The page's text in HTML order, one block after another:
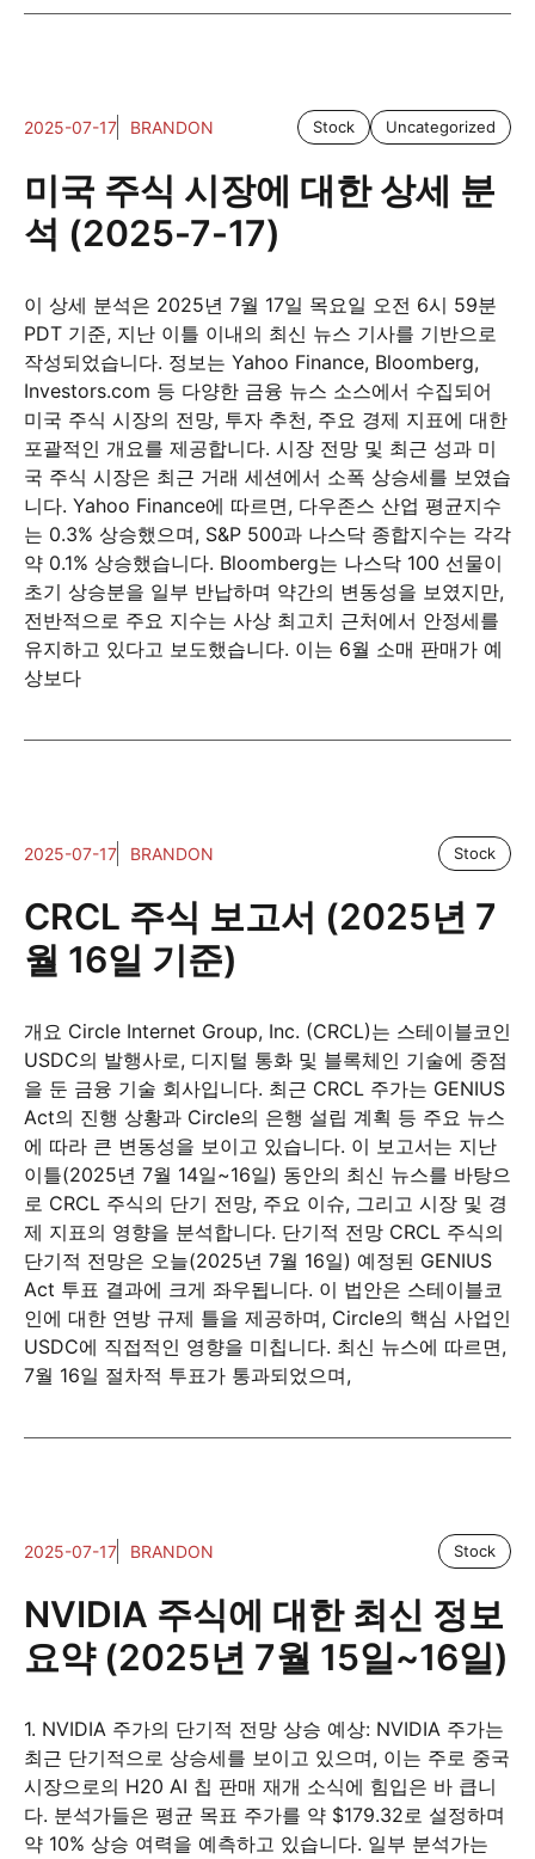
2025-07-17 BRANDON Stock Uncategorized
미국 주식 시장에 대한 상세 분
석 (2025-7-17)
이 상세 분석은 2025년 7월 17일 목요일 오전 6시 59분
PDT 기준, 지난 이틀 이내의 최신 뉴스 기사를 기반으로
작성되었습니다. 정보는 Yahoo Finance, Bloomberg,
Investors.com 등 다양한 금융 뉴스 소스에서 수집되어
미국 주식 시장의 전망, 투자 추천, 주요 경제 지표에 대한
포괄적인 개요를 제공합니다. 시장 전망 및 최근 성과 미
국 주식 시장은 최근 거래 세션에서 소폭 상승세를 보였습
니다. Yahoo Finance에 따르면, 다우존스 산업 평균지수
는 0.3% 상승했으며, S&P 500과 나스닥 종합지수는 각각
약 0.1% 상승했습니다. Bloomberg는 나스닥 100 선물이
초기 상승분을 일부 반납하며 약간의 변동성을 보였지만,
전반적으로 주요 지수는 사상 최고치 근처에서 안정세를
유지하고 있다고 보도했습니다. 이는 6월 소매 판매가 예
상보다
2025-07-17 BRANDON Stock
CRCL 주식 보고서 (2025년 7
월 16일 기준)
개요 Circle Internet Group, Inc. (CRCL)는 스테이블코인
USDC의 발행사로, 디지털 통화 및 블록체인 기술에 중점
을 둔 금융 기술 회사입니다. 최근 CRCL 주가는 GENIUS
Act의 진행 상황과 Circle의 은행 설립 계획 등 주요 뉴스
에 따라 큰 변동성을 보이고 있습니다. 이 보고서는 지난
이틀(2025년 7월 14일~16일) 동안의 최신 뉴스를 바탕으
로 CRCL 주식의 단기 전망, 주요 이슈, 그리고 시장 및 경
제 지표의 영향을 분석합니다. 단기적 전망 CRCL 주식의
단기적 전망은 오늘(2025년 7월 16일) 예정된 GENIUS
Act 투표 결과에 크게 좌우됩니다. 이 법안은 스테이블코
인에 대한 연방 규제 틀을 제공하며, Circle의 핵심 사업인
USDC에 직접적인 영향을 미칩니다. 최신 뉴스에 따르면,
7월 16일 절차적 투표가 통과되었으며,
2025-07-17 BRANDON Stock
NVIDIA 주식에 대한 최신 정보
요약 (2025년 7월 15일~16일)
1. NVIDIA 주가의 단기적 전망 상승 예상: NVIDIA 주가는
최근 단기적으로 상승세를 보이고 있으며, 이는 주로 중국
시장으로의 H20 AI 칩 판매 재개 소식에 힘입은 바 큽니
다. 분석가들은 평균 목표 주가를 약 $179.32로 설정하며
약 10% 상승 여력을 예측하고 있습니다. 일부 분석가는